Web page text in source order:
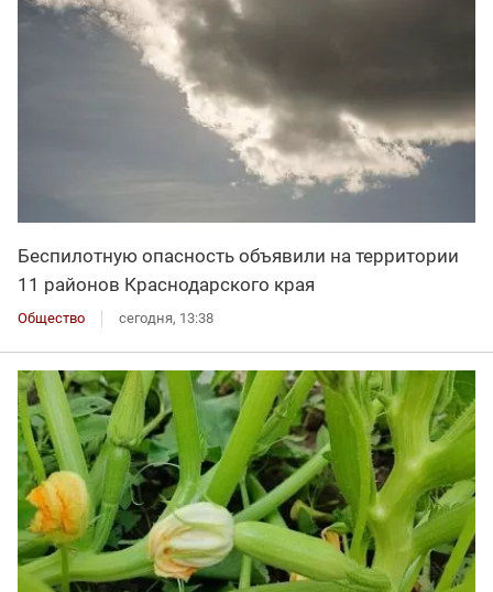
Беспилотную опасность объявили на территории
11 районов Краснодарского края
Общество сегодня, 13:38